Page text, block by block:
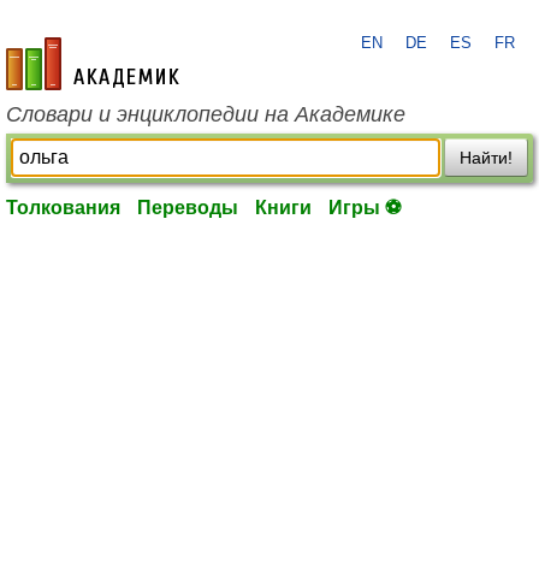
academic.ru
EN DE ES FR
Словари и энциклопедии на Академике
Найти!
Толкования Переводы Книги Игры ⚽